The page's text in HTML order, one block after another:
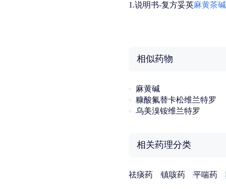
1.说明书-复方妥英麻黄茶碱
相似药物
麻黄碱
糠酸氟替卡松维兰特罗
乌美溴铵维兰特罗
相关药理分类
祛痰药 镇咳药 平喘药